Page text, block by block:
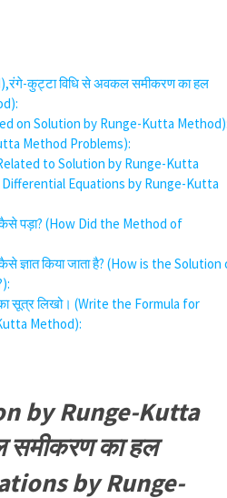
कुट्टा विधि से अवकल समीकरण का हल
on Solution by Runge-Kutta
Method Problems):
Related to Solution by Runge-Kutta
Equations by Runge-Kutta
पड़ा? (How Did the Method of
ज्ञात किया जाता है? (How is the Solution
सूत्र लिखो। (Write the Formula for
Method):
by Runge-Kutta
समीकरण का हल
by Runge-